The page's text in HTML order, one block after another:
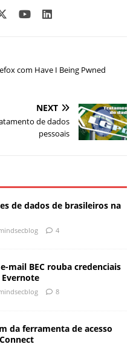
com Have I Being Pwned
NEXT
de dados
pessoais
de dados de brasileiros na
4
mail BEC rouba credenciais
8
da ferramenta de acesso